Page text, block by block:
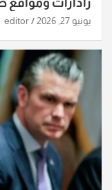
الساعات الماضية
يونيو 27, 2026 editor